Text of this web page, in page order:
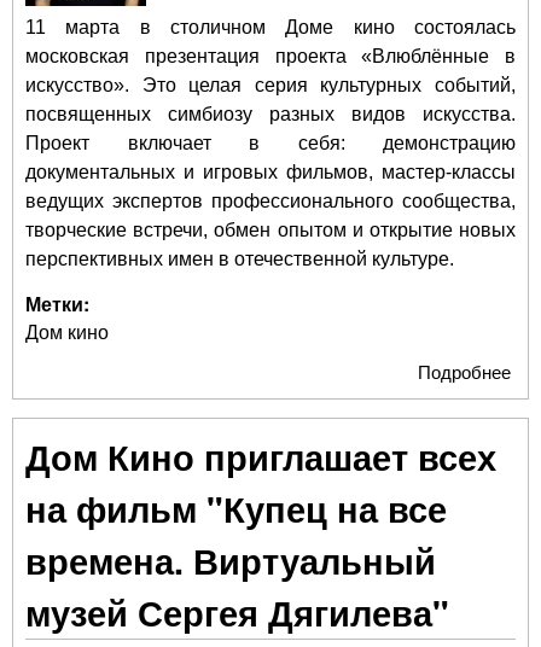
11 марта в столичном Доме кино состоялась
московская презентация проекта «Влюблённые в
искусство». Это целая серия культурных событий,
посвященных симбиозу разных видов искусства.
Проект включает в себя: демонстрацию
документальных и игровых фильмов, мастер-классы
ведущих экспертов профессионального сообщества,
творческие встречи, обмен опытом и открытие новых
перспективных имен в отечественной культуре.
Метки:
Дом кино
Подробнее
в
Дом Кино приглашает всех
на фильм "Купец на все
времена. Виртуальный
музей Сергея Дягилева"